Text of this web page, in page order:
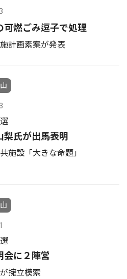
可燃ごみ逗子で処理
計画素案が発表
梨氏が出馬表明
施設「大きな命題」
会に２陣営
擁立模索